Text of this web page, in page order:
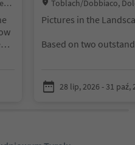
R
Toblach/Dobbiaco,
Pictures in the
Based on two
Collection – selected
within the Three
aim is to help visitors
28 lip, 2026 - 31 paź,